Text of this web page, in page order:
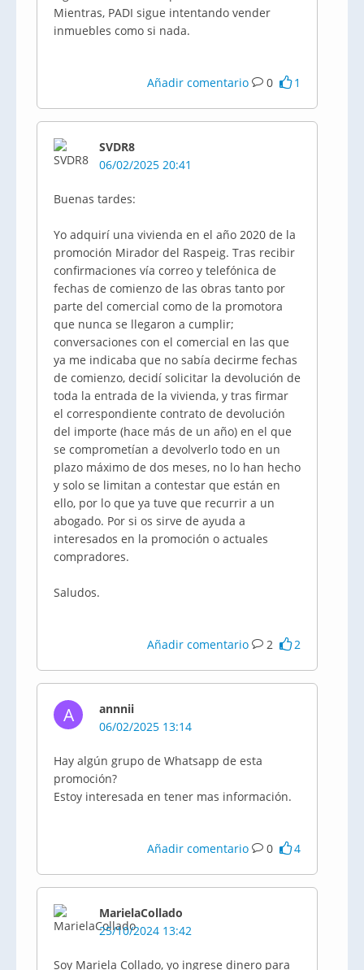
Mientras, PADI sigue intentando vender
inmuebles como si nada.
Añadir comentario 0 1
SVDR8
06/02/2025 20:41
Buenas tardes:
Yo adquirí una vivienda en el año 2020 de la
promoción Mirador del Raspeig. Tras recibir
confirmaciones vía correo y telefónica de
fechas de comienzo de las obras tanto por
parte del comercial como de la promotora
que nunca se llegaron a cumplir;
conversaciones con el comercial en las que
ya me indicaba que no sabía decirme fechas
de comienzo, decidí solicitar la devolución de
toda la entrada de la vivienda, y tras firmar
el correspondiente contrato de devolución
del importe (hace más de un año) en el que
se comprometían a devolverlo todo en un
plazo máximo de dos meses, no lo han hecho
y solo se limitan a contestar que están en
ello, por lo que ya tuve que recurrir a un
abogado. Por si os sirve de ayuda a
interesados en la promoción o actuales
compradores.
Saludos.
Añadir comentario 2 2
A
annnii
06/02/2025 13:14
Hay algún grupo de Whatsapp de esta
promoción?
Estoy interesada en tener mas información.
Añadir comentario 0 4
MarielaCollado
25/10/2024 13:42
Soy Mariela Collado, yo ingrese dinero para